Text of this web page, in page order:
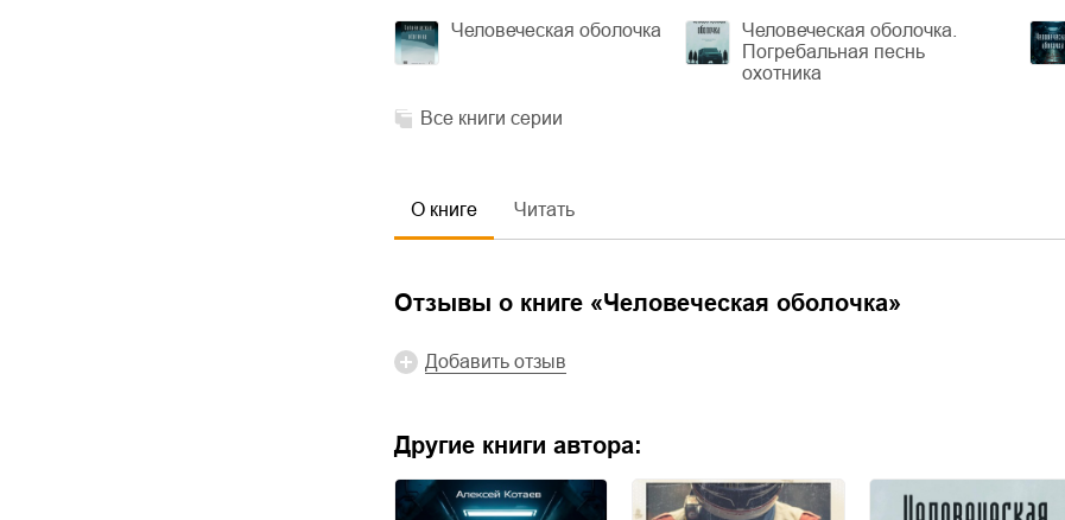
Человеческая оболочка
Человеческая оболочка.
Погребальная песнь
охотника
Все книги серии
О книге Читать
Отзывы о книге «Человеческая оболочка»
Добавить отзыв
Другие книги автора: